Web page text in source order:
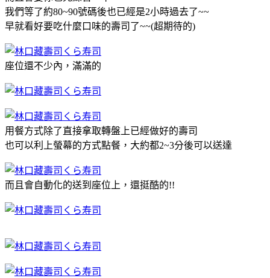
我們等了約80~90號碼後也已經是2小時過去了~~
早就看好要吃什麼口味的壽司了~~(超期待的)
座位還不少內，滿滿的
用餐方式除了直接拿取轉盤上已經做好的壽司
也可以利上螢幕的方式點餐，大約都2~3分後可以送達
而且會自動化的送到座位上，還挺酷的!!